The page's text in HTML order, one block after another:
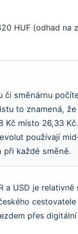
HUF (odhad na
či směnárnu
to znamená, že
Kč místo 26,33
používají
při každé směně.
a USD je relativně
přes